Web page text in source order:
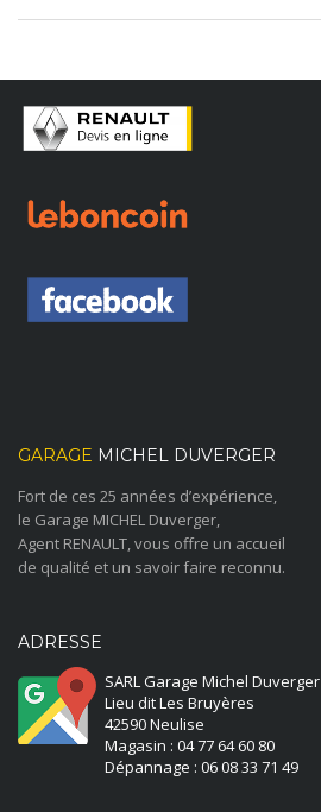
GARAGE MICHEL DUVERGER
Fort de ces 25 années d’expérience,
le Garage MICHEL Duverger,
Agent RENAULT, vous offre un accueil
de qualité et un savoir faire reconnu.
ADRESSE
SARL Garage Michel Duverger
Lieu dit Les Bruyères
42590 Neulise
Magasin : 04 77 64 60 80
Dépannage : 06 08 33 71 49